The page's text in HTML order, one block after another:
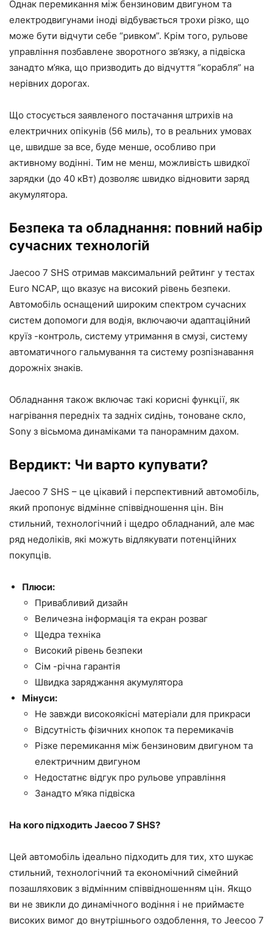
Однак перемикання між бензиновим двигуном та
електродвигунами іноді відбувається трохи різко, що
може бути відчути себе “ривком”. Крім того, рульове
управління позбавлене зворотного зв’язку, а підвіска
занадто м’яка, що призводить до відчуття “корабля” на
нерівних дорогах.
Що стосується заявленого постачання штрихів на
електричних опікунів (56 миль), то в реальних умовах
це, швидше за все, буде менше, особливо при
активному водінні. Тим не менш, можливість швидкої
зарядки (до 40 кВт) дозволяє швидко відновити заряд
акумулятора.
Безпека та обладнання: повний набір
сучасних технологій
Jaecoo 7 SHS отримав максимальний рейтинг у тестах
Euro NCAP, що вказує на високий рівень безпеки.
Автомобіль оснащений широким спектром сучасних
систем допомоги для водія, включаючи адаптаційний
круїз -контроль, систему утримання в смузі, систему
автоматичного гальмування та систему розпізнавання
дорожніх знаків.
Обладнання також включає такі корисні функції, як
нагрівання передніх та задніх сидінь, тоноване скло,
Sony з вісьмома динаміками та панорамним дахом.
Вердикт: Чи варто купувати?
Jaecoo 7 SHS – це цікавий і перспективний автомобіль,
який пропонує відмінне співвідношення цін. Він
стильний, технологічний і щедро обладнаний, але має
ряд недоліків, які можуть відлякувати потенційних
покупців.
Плюси:
Привабливий дизайн
Величезна інформація та екран розваг
Щедра техніка
Високий рівень безпеки
Сім -річна гарантія
Швидка заряджання акумулятора
Мінуси:
Не завжди високоякісні матеріали для прикраси
Відсутність фізичних кнопок та перемикачів
Різке перемикання між бензиновим двигуном та
електричним двигуном
Недостатнє відгук про рульове управління
Занадто м’яка підвіска
На кого підходить Jaecoo 7 SHS?
Цей автомобіль ідеально підходить для тих, хто шукає
стильний, технологічний та економічний сімейний
позашляховик з відмінним співвідношенням цін. Якщо
ви не звикли до динамічного водіння і не приймаєте
високих вимог до внутрішнього оздоблення, то Jeecoo 7